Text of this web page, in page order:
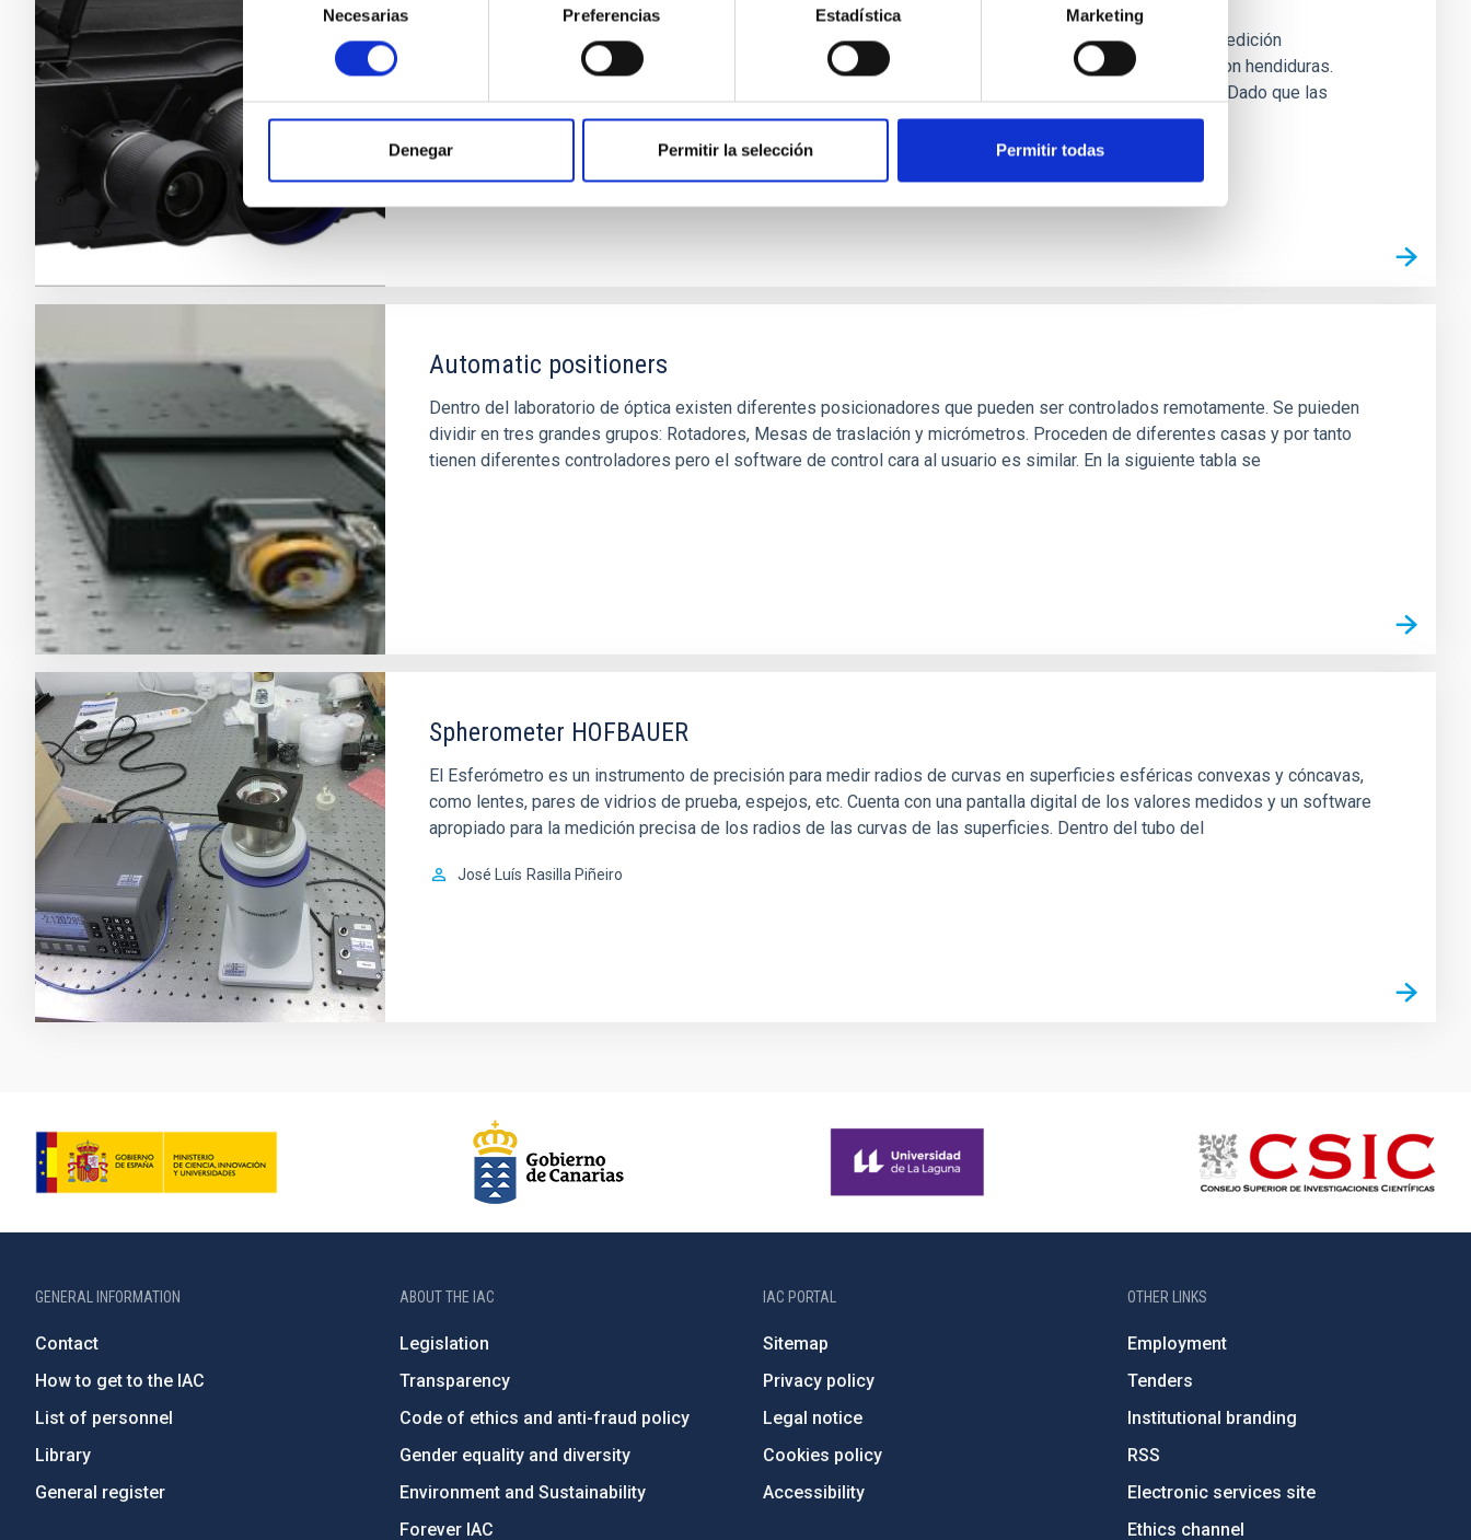
consentimiento
Necesarias Preferencias Estadística Marketing
Denegar Permitir la selección Permitir todas
El escáner 3D ATOS 5 es un digitador óptico de alta resolución que proporciona rápidamente datos de medición
tridimensionales precisos. Este sistema ofrece ventajas para medir superficies reflectantes y objetos con hendiduras.
Proyecta patrones de franjas precisos sobre la superficie del objeto y son capturados por dos cámaras. Dado que las
Automatic positioners
Dentro del laboratorio de óptica existen diferentes posicionadores que pueden ser controlados remotamente. Se puieden
dividir en tres grandes grupos: Rotadores, Mesas de traslación y micrómetros. Proceden de diferentes casas y por tanto
tienen diferentes controladores pero el software de control cara al usuario es similar. En la siguiente tabla se
Spherometer HOFBAUER
El Esferómetro es un instrumento de precisión para medir radios de curvas en superficies esféricas convexas y cóncavas,
como lentes, pares de vidrios de prueba, espejos, etc. Cuenta con una pantalla digital de los valores medidos y un software
apropiado para la medición precisa de los radios de las curvas de las superficies. Dentro del tubo del
José Luís Rasilla Piñeiro
GENERAL INFORMATION
Contact
How to get to the IAC
List of personnel
Library
General register
ABOUT THE IAC
Legislation
Transparency
Code of ethics and anti-fraud policy
Gender equality and diversity
Environment and Sustainability
Forever IAC
IAC PORTAL
Sitemap
Privacy policy
Legal notice
Cookies policy
Accessibility
OTHER LINKS
Employment
Tenders
Institutional branding
RSS
Electronic services site
Ethics channel